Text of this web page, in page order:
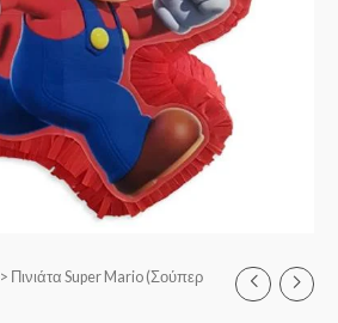
> Πινιάτα Super Mario (Σούπερ